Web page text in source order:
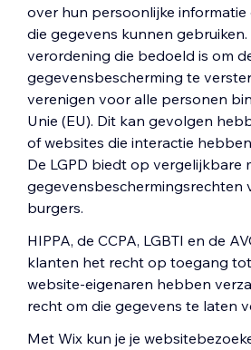
over hun persoonlijke
die gegevens kunnen gebruiken.
verordening die bedoeld is om
gegevensbescherming te
verenigen voor alle personen
Unie (EU). Dit kan gevolgen
of websites die interactie
De LGPD biedt op vergelijkbare
gegevensbeschermingsrechten
burgers.
HIPPA, de CCPA, LGBTI en de
klanten het recht op toegang
website-eigenaren hebben
recht om die gegevens te laten
Met Wix kun je je